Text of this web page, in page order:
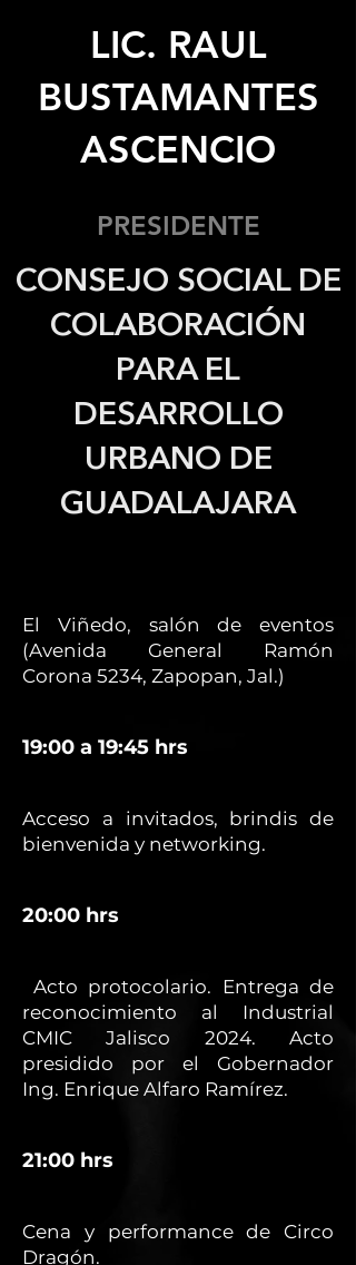
LIC. RAUL
BUSTAMANTES
ASCENCIO
PRESIDENTE
CONSEJO SOCIAL DE
COLABORACIÓN
PARA EL
DESARROLLO
URBANO DE
GUADALAJARA
El Viñedo, salón de eventos
(Avenida General Ramón
Corona 5234, Zapopan, Jal.)
19:00 a 19:45 hrs
Acceso a invitados, brindis de
bienvenida y networking.
20:00 hrs
Acto protocolario. Entrega de
reconocimiento al Industrial
CMIC Jalisco 2024. Acto
presidido por el Gobernador
Ing. Enrique Alfaro Ramírez.
21:00 hrs
Cena y performance de Circo
Dragón.